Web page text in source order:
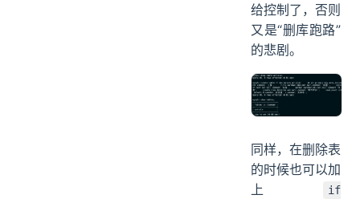
给控制了，否则
又是“删库跑路”
的悲剧。
同样，在删除表
的时候也可以加
上
if